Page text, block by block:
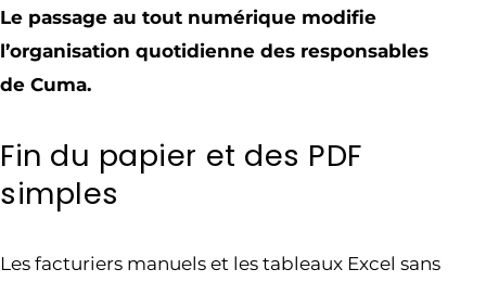
Le passage au tout numérique modifie
l’organisation quotidienne des responsables
de Cuma.
Fin du papier et des PDF
simples
Les facturiers manuels et les tableaux Excel sans